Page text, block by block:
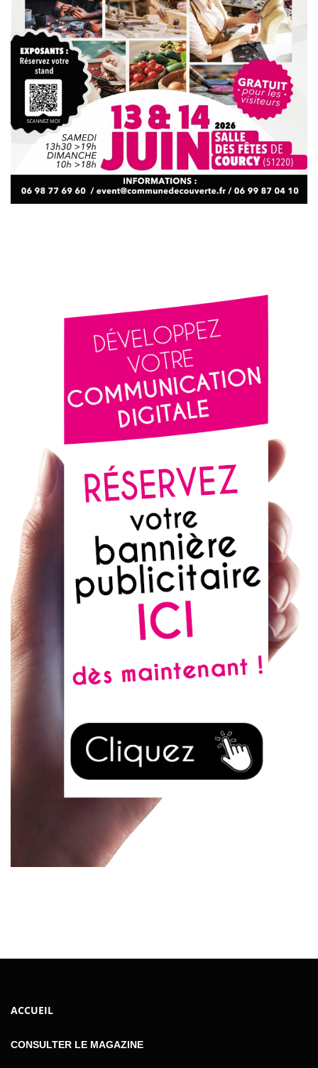
ACCUEIL
CONSULTER LE MAGAZINE